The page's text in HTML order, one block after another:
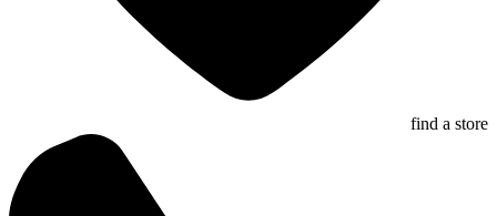
find a store